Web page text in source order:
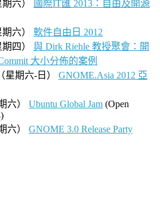
六）
國際IT匯 2013：自由及開源
六） 軟件自由日 2012
四） 與 Dirk Riehle 教授聚會：開
大小分佈的案例
星期六-日） GNOME.Asia 2012 亞
六） Ubuntu Global Jam (Open
六） GNOME 3.0 Release Party